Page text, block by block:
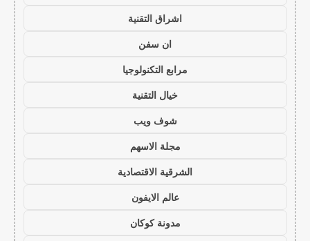
اشراق التقنية
ان سفن
مرابع التكنولوجيا
خيال التقنية
شوف ويب
مجلة الاسهم
الشرقية الاقتصادية
عالم الايفون
مدونة كوكان